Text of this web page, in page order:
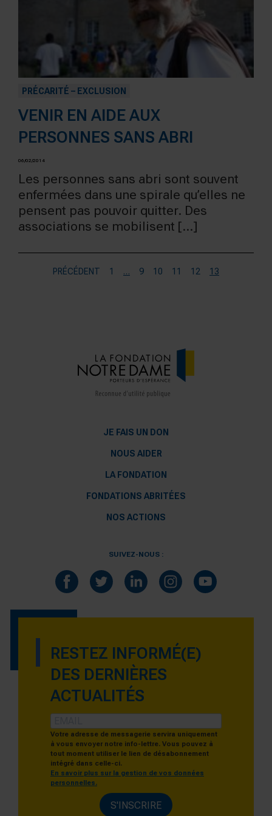
PRÉCARITÉ – EXCLUSION
VENIR EN AIDE AUX
PERSONNES SANS ABRI
06/02/2014
Les personnes sans abri sont souvent
enfermées dans une spirale qu’elles ne
pensent pas pouvoir quitter. Des
associations se mobilisent […]
PRÉCÉDENT 1 … 9 10 11 12 13
JE FAIS UN DON
NOUS AIDER
LA FONDATION
FONDATIONS ABRITÉES
NOS ACTIONS
SUIVEZ-NOUS :
RESTEZ INFORMÉ(E)
DES DERNIÈRES
ACTUALITÉS
Votre adresse de messagerie servira uniquement
à vous envoyer notre info-lettre. Vous pouvez à
tout moment utiliser le lien de désabonnement
intégré dans celle-ci.
En savoir plus sur la gestion de vos données
personnelles.
S'INSCRIRE